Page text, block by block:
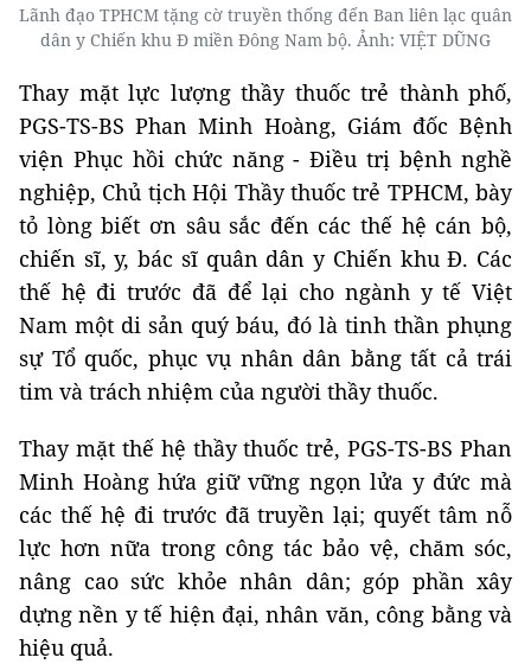
Lãnh đạo TPHCM tặng cờ truyền thống đến Ban liên lạc quân
dân y Chiến khu Đ miền Đông Nam bộ. Ảnh: VIỆT DŨNG
Thay mặt lực lượng thầy thuốc trẻ thành phố,
PGS-TS-BS Phan Minh Hoàng, Giám đốc Bệnh
viện Phục hồi chức năng - Điều trị bệnh nghề
nghiệp, Chủ tịch Hội Thầy thuốc trẻ TPHCM, bày
tỏ lòng biết ơn sâu sắc đến các thế hệ cán bộ,
chiến sĩ, y, bác sĩ quân dân y Chiến khu Đ. Các
thế hệ đi trước đã để lại cho ngành y tế Việt
Nam một di sản quý báu, đó là tinh thần phụng
sự Tổ quốc, phục vụ nhân dân bằng tất cả trái
tim và trách nhiệm của người thầy thuốc.
Thay mặt thế hệ thầy thuốc trẻ, PGS-TS-BS Phan
Minh Hoàng hứa giữ vững ngọn lửa y đức mà
các thế hệ đi trước đã truyền lại; quyết tâm nỗ
lực hơn nữa trong công tác bảo vệ, chăm sóc,
nâng cao sức khỏe nhân dân; góp phần xây
dựng nền y tế hiện đại, nhân văn, công bằng và
hiệu quả.